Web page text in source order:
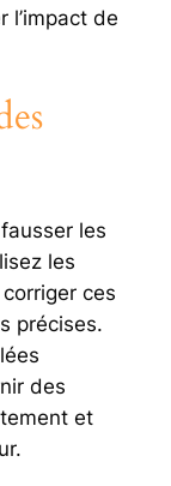
l’impact de
les
les
ces
précises.
des
et